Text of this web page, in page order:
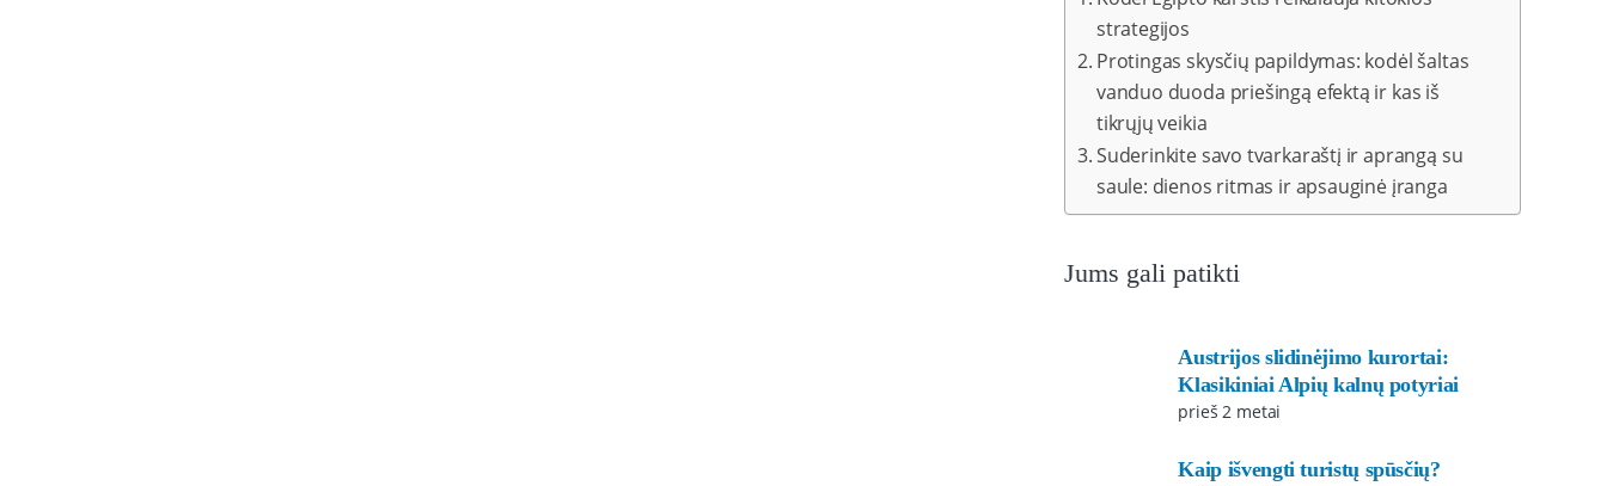
strategijos
Protingas skysčių papildymas: kodėl šaltas
vanduo duoda priešingą efektą ir kas iš
tikrųjų veikia
Suderinkite savo tvarkaraštį ir aprangą su
saule: dienos ritmas ir apsauginė įranga
Jums gali patikti
Austrijos slidinėjimo kurortai:
Klasikiniai Alpių kalnų potyriai
prieš 2 metai
Kaip išvengti turistų spūsčių?